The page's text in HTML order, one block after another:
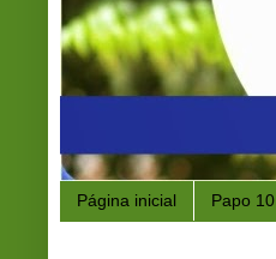
Página inicial Papo 10